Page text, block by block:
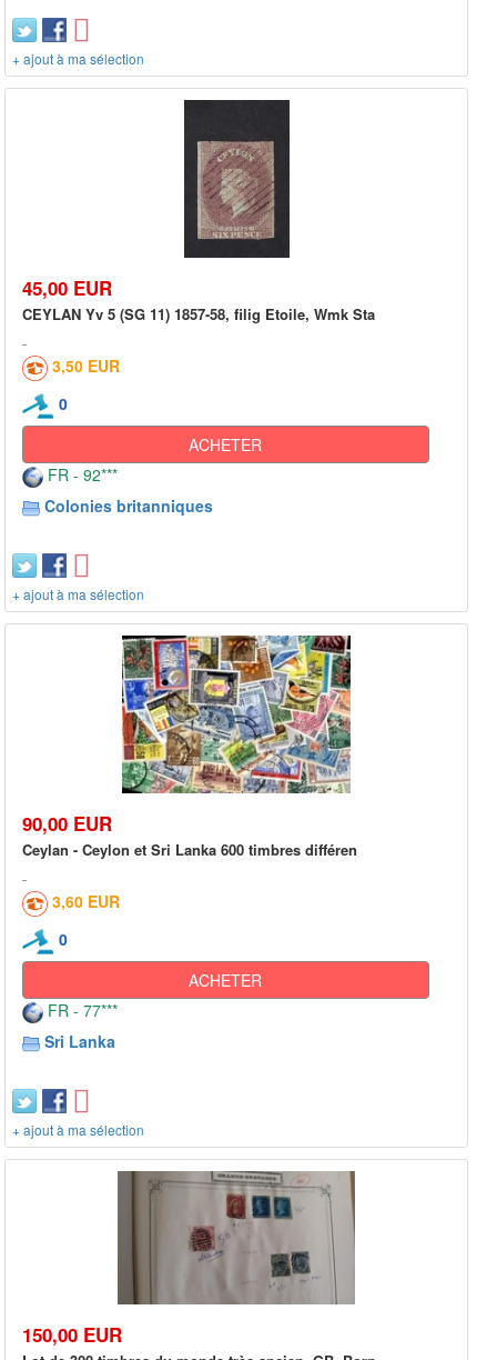
+ ajout à ma sélection
45,00 EUR
CEYLAN Yv 5 (SG 11) 1857-58, filig Etoile, Wmk Sta
3,50 EUR
0
ACHETER
FR - 92***
Colonies britanniques
+ ajout à ma sélection
90,00 EUR
Ceylan - Ceylon et Sri Lanka 600 timbres différen
3,60 EUR
0
ACHETER
FR - 77***
Sri Lanka
+ ajout à ma sélection
150,00 EUR